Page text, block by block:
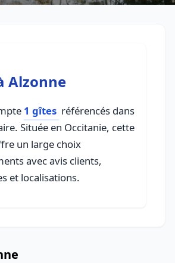
Alzonne
1 gîtes référencés dans
Située en Occitanie, cette
un large choix
avec avis clients,
et localisations.